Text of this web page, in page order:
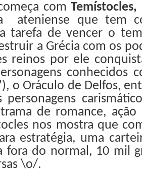
com Temístocles,
ateniense que tem
tarefa de vencer o
a Grécia com os
reinos por ele
conhecidos
o Oráculo de Delfos,
personagens
de romance,
nos mostra que
estratégia, uma
fora do normal, 10 mil
\o/.